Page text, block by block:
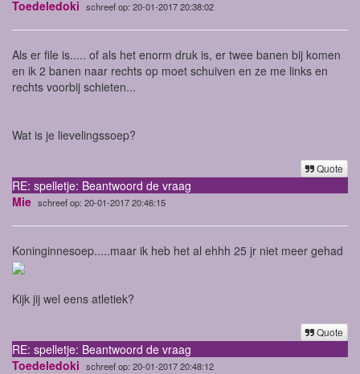
Toedeledoki schreef op: 20-01-2017 20:38:02
Als er file is..... of als het enorm druk is, er twee banen bij komen
en ik 2 banen naar rechts op moet schuiven en ze me links en
rechts voorbij schieten...
Wat is je lievelingssoep?
Quote
RE: spelletje: Beantwoord de vraag
Mie schreef op: 20-01-2017 20:46:15
Koninginnesoep.....maar ik heb het al ehhh 25 jr niet meer gehad
Kijk jij wel eens atletiek?
Quote
RE: spelletje: Beantwoord de vraag
Toedeledoki schreef op: 20-01-2017 20:48:12